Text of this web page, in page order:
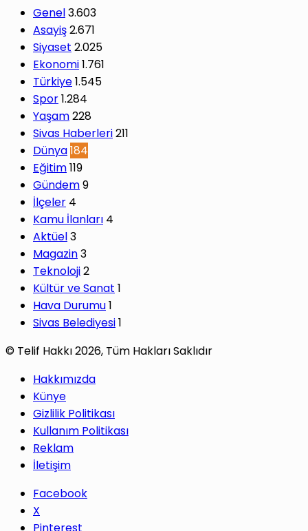
Genel3.603
Asayiş2.671
Siyaset 2.025
Ekonomi1.761
Türkiye1.545
Spor1.284
Yaşam228
Sivas Haberleri211
Dünya184
Eğitim119
Gündem9
İlçeler 4
Kamu İlanları 4
Aktüel3
Magazin3
Teknoloji2
Kültür ve Sanat 1
Hava Durumu1
Sivas Belediyesi1
© Telif Hakkı 2026, Tüm Hakları Saklıdır
Hakkımızda
Künye
Gizlilik Politikası
Kullanım Politikası
Reklam
İletişim
Facebook
X